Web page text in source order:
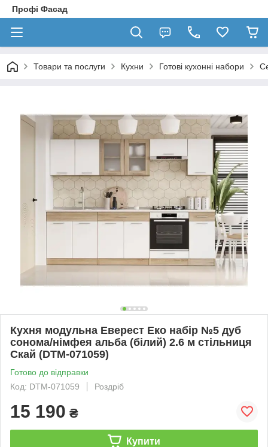
Профі Фасад
Товари та послуги Кухни Готові кухонні набори
Кухня модульна Еверест Еко набір №5 дуб
сонома/німфея альба (білий) 2.6 м стільниця
Скай (DTM-071059)
Готово до відправки
Код: DTM-071059
Роздріб
15 190 ₴
Купити